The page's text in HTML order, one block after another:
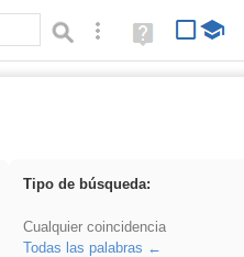
Búsqueda avanzada
Ayuda
(en
Tipo de búsqueda:
Cualquier coincidencia
Todas las palabras